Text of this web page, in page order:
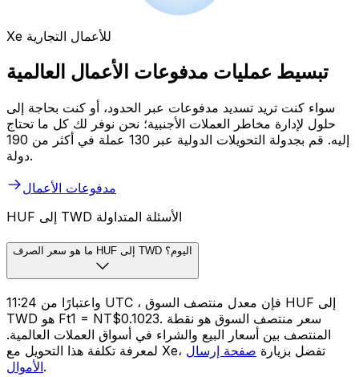
Xe للأعمال التجارية
تبسيط عمليات مدفوعات الأعمال العالمية
سواء كنت تريد تسديد مدفوعات عبر الحدود، أو كنت بحاجة إلى
حلول لإدارة مخاطر العملات الأجنبية؛ نحن نوفر لك كل ما تحتاج
إليه. قم بجدولة التحويلات الدولية عبر 130 عملة في أكثر من 190
دولة.
مدفوعات الأعمال
HUF إلى TWD الأسئلة المتداولة
ما هو سعر الصرف HUF إلى TWD اليوم؟
واعتبارًا من 11:24 UTC ، فإن معدل منتصف السوق HUF إلى
TWD هو Ft1 = NT$0.1023. سعر منتصف السوق هو نقطة
المنتصف بين أسعار البيع والشراء في أسواق العملات العالمية.
لمعرفة تكلفة هذا التحويل مع Xe، تفضل بزيارة صفحة إرسال
الأموال.